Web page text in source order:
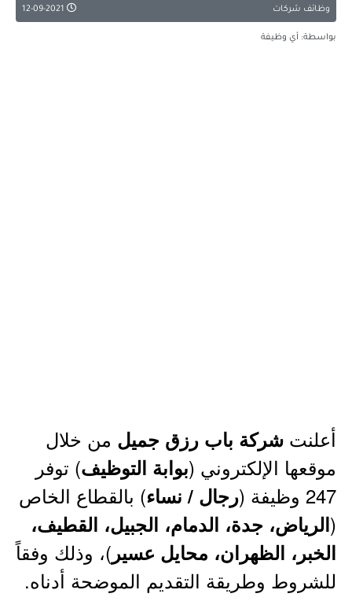
وظائف شركات
بواسطة: أي وظيفة
أعلنت شركة باب رزق جميل من خلال
موقعها الإلكتروني (بوابة التوظيف) توفر
247 وظيفة (
رجال / نساء) بالقطاع الخاص
(الرياض، جدة، الدمام، الجبيل، القطيف،
الخبر، الظهران، محايل عسير )، وذلك وفقاً
للشروط وطريقة التقديم الموضحة أدناه.